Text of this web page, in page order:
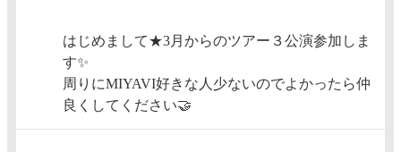
はじめまして★3月からのツアー３公演参加しま
す✨
周りにMIYAVI好きな人少ないのでよかったら仲
良くしてください🤝